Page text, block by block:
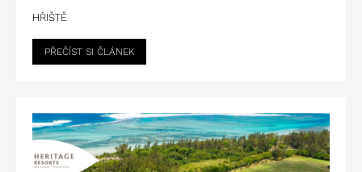
HŘIŠTĚ
PŘEČÍST SI ČLÁNEK